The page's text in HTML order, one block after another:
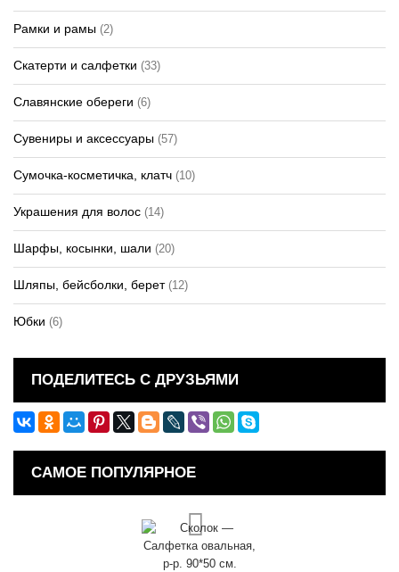
Рамки и рамы (2)
Скатерти и салфетки (33)
Славянские обереги (6)
Сувениры и аксессуары (57)
Сумочка-косметичка, клатч (10)
Украшения для волос (14)
Шарфы, косынки, шали (20)
Шляпы, бейсболки, берет(12)
Юбки (6)
ПОДЕЛИТЕСЬ С ДРУЗЬЯМИ
САМОЕ ПОПУЛЯРНОЕ